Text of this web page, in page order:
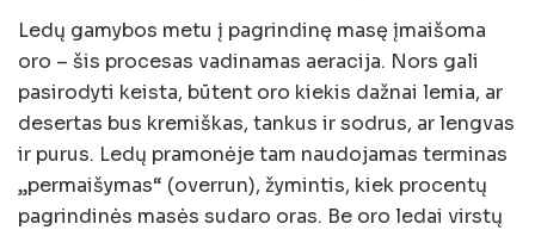
Ledų gamybos metu į pagrindinę masę įmaišoma
oro – šis procesas vadinamas aeracija. Nors gali
pasirodyti keista, būtent oro kiekis dažnai lemia, ar
desertas bus kremiškas, tankus ir sodrus, ar lengvas
ir purus. Ledų pramonėje tam naudojamas terminas
„permaišymas“ (overrun), žymintis, kiek procentų
pagrindinės masės sudaro oras. Be oro ledai virstų